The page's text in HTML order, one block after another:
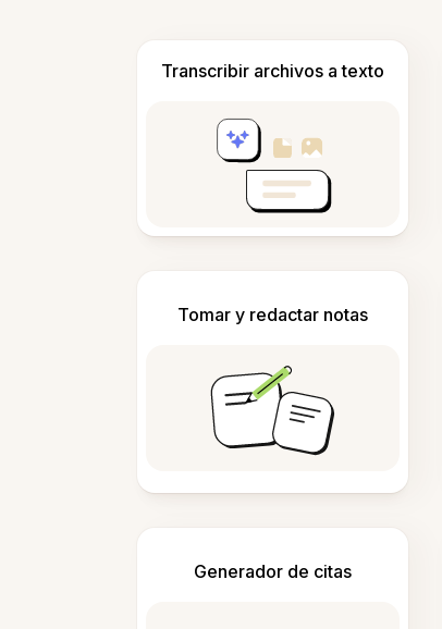
Transcribir archivos a texto
Tomar y redactar notas
Generador de citas